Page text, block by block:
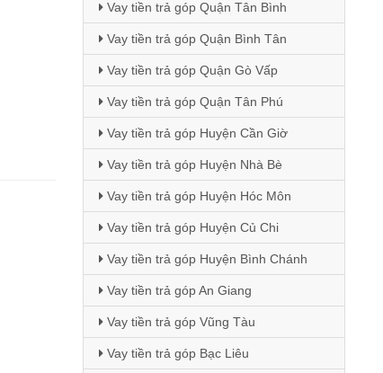
Vay tiền trả góp Quận Tân Bình
Vay tiền trả góp Quận Bình Tân
Vay tiền trả góp Quận Gò Vấp
Vay tiền trả góp Quận Tân Phú
Vay tiền trả góp Huyện Cần Giờ
Vay tiền trả góp Huyện Nhà Bè
Vay tiền trả góp Huyện Hóc Môn
Vay tiền trả góp Huyện Củ Chi
Vay tiền trả góp Huyện Bình Chánh
Vay tiền trả góp An Giang
Vay tiền trả góp Vũng Tàu
Vay tiền trả góp Bạc Liêu